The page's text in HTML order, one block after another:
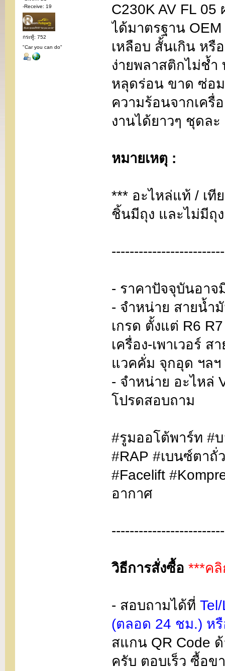
-Receive: 19
กระทู้: 752
"Car you can do"
C230K AV FL
ได้มาตรฐาน
เหลือบ สั้นเกิน หรื
ง่ายพลาสติกไม่ช้ำ
หลุดร่อน ขาด ซ่อ
ความร้อนจากเครื่
งานได้ยาวๆ ชุดละ
หมายเหตุ :
*** อะไหล่แท้ / เที
ชิ้นมีถุง และไม่มีถุ
- ราคาปัจจุบันอาจ
- จำหน่าย สายน้ำ
เกรด ตั้งแต่ R6
เครื่อง-เพาเวอร์
แวคคั่ม จุกอุด ฯล
- จำหน่าย อะไหล่
โปรดสอบถาม
#รูมออโต้พาร์ท #
#RAP #เบนซ์ตาถั่
#Facelift
อากาศ
วิธีการสั่งซื้อ ***ค
- สอบถามได้ที่
(ตลอด 24 ชม.) ห
สแกน QR Code
ครับ ตอบเร็ว ซื้อข